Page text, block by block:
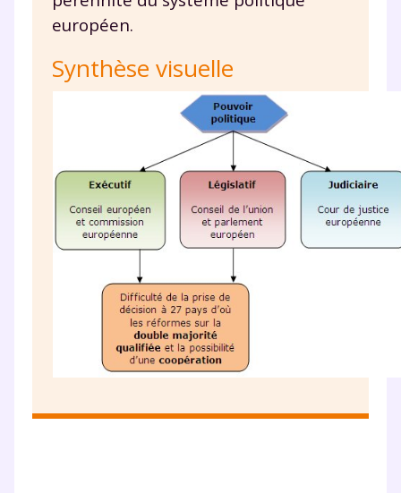
européen.
Synthèse visuelle